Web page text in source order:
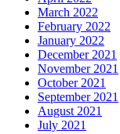
March 2022
February 2022
January 2022
December 2021
November 2021
October 2021
September 2021
August 2021
July 2021